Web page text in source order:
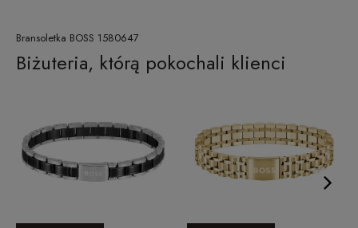
Bransoletka BOSS 1580647
Biżuteria, którą pokochali klienci